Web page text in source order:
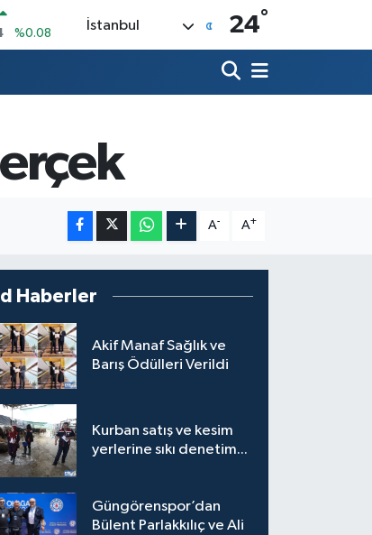
%0.08
%11
İstanbul 24°
A- A+
Haberler
Akif Manaf Sağlık ve
Barış Ödülleri Verildi
Kurban satış ve kesim
yerlerine sıkı denetim...
Güngörenspor’dan
Bülent Parlakkılıç ve Ali